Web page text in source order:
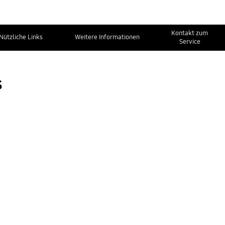
Nützliche Links Weitere Informationen
Kontakt zum
Service